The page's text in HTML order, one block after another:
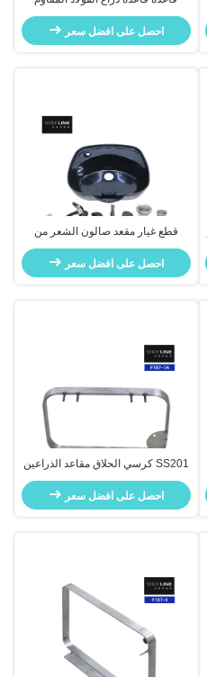
للصدأ و كرسي الحلاق لون لامع
احصل على افضل سعر
قطع غيار مقعد صالون الشعر من
البلاستيك لمقعد الحلاقة وعاء شامبو
احصل على افضل سعر
SS201 كرسي الحلاق مقاعد الذراعين
اللون 510 × 40 × 310mm
احصل على افضل سعر